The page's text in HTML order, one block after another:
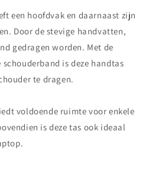
een hoofdvak en daarnaast zijn
Door de stevige handvatten,
gedragen worden. Met de
is deze handtas
te dragen.
voldoende ruimte voor enkele
is deze tas ook ideaal